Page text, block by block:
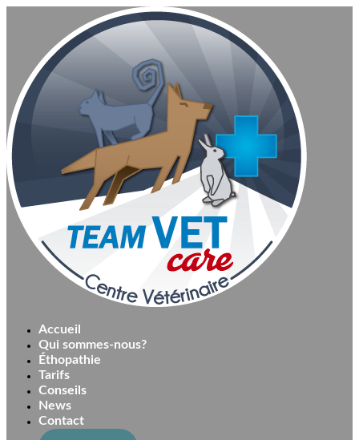
Accueil
Qui sommes-nous?
Éthopathie
Tarifs
Conseils
News
Contact